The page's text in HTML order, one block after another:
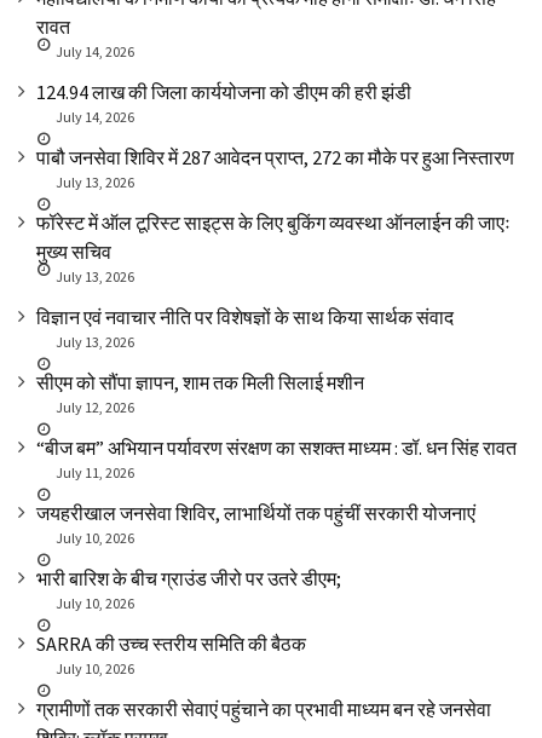
रावत
July 14, 2026
₹124.94 लाख की जिला कार्ययोजना को डीएम की हरी झंडी
July 14, 2026
पाबौ जनसेवा शिविर में 287 आवेदन प्राप्त, 272 का मौके पर हुआ निस्तारण
July 13, 2026
फॉरेस्ट में ऑल टूरिस्ट साइट्स के लिए बुकिंग व्यवस्था ऑनलाईन की जाएः
मुख्य सचिव
July 13, 2026
विज्ञान एवं नवाचार नीति पर विशेषज्ञों के साथ किया सार्थक संवाद
July 13, 2026
सीएम को सौंपा ज्ञापन, शाम तक मिली सिलाई मशीन
July 12, 2026
“बीज बम” अभियान पर्यावरण संरक्षण का सशक्त माध्यम : डॉ. धन सिंह रावत
July 11, 2026
जयहरीखाल जनसेवा शिविर, लाभार्थियों तक पहुंचीं सरकारी योजनाएं
July 10, 2026
भारी बारिश के बीच ग्राउंड जीरो पर उतरे डीएम;
July 10, 2026
SARRA की उच्च स्तरीय समिति की बैठक
July 10, 2026
ग्रामीणों तक सरकारी सेवाएं पहुंचाने का प्रभावी माध्यम बन रहे जनसेवा